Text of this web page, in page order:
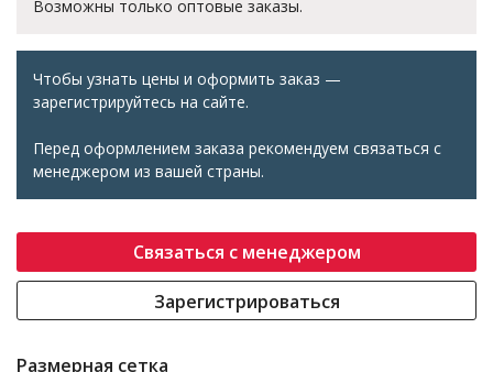
Возможны только оптовые заказы.
Чтобы узнать цены и оформить заказ —
зарегистрируйтесь на сайте.
Перед оформлением заказа рекомендуем связаться с
менеджером из вашей страны.
Связаться с менеджером
Зарегистрироваться
Размерная сетка